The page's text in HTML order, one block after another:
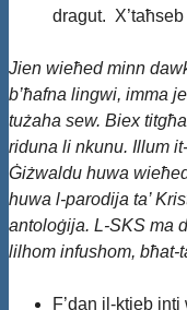
dragut.
Jien wieħed minn
b’ħafna lingwi, imma
tużaha sew. Biex
riduna li nkunu. Illum
Ġiżwaldu huwa
huwa l-parodija ta’
antoloġija. L-SKS ma
lilhom infushom, bħat-
F’dan il-ktieb